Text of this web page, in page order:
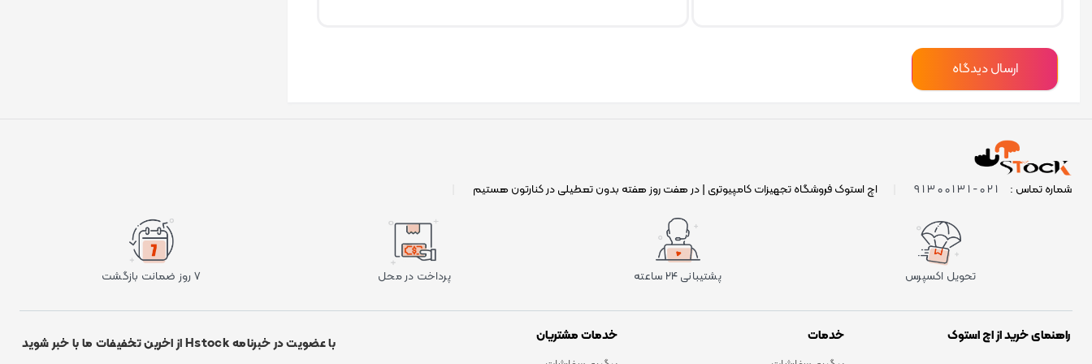
شماره تماس : 021-91300131 اچ استوک فروشگاه تجهیزات کامپیوتری | در هفت روز هفته بدون تعطیلی در کنارتون هستیم
تحویل اکسپرس پشتیبانی ۲۴ ساعته پرداخت در محل ۷ روز ضمانت بازگشت
راهنمای خرید از اچ استوک خدمات خدمات مشتریان با عضویت در خبرنامه Hstock از اخرین تخفیفات ما با خبر شوید